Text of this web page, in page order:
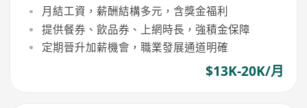
月結工資，薪酬結構多元，含獎金福利
提供餐券、飲品券、上網時長，強積金保障
定期晉升加薪機會，職業發展通道明確
$13K-20K/月